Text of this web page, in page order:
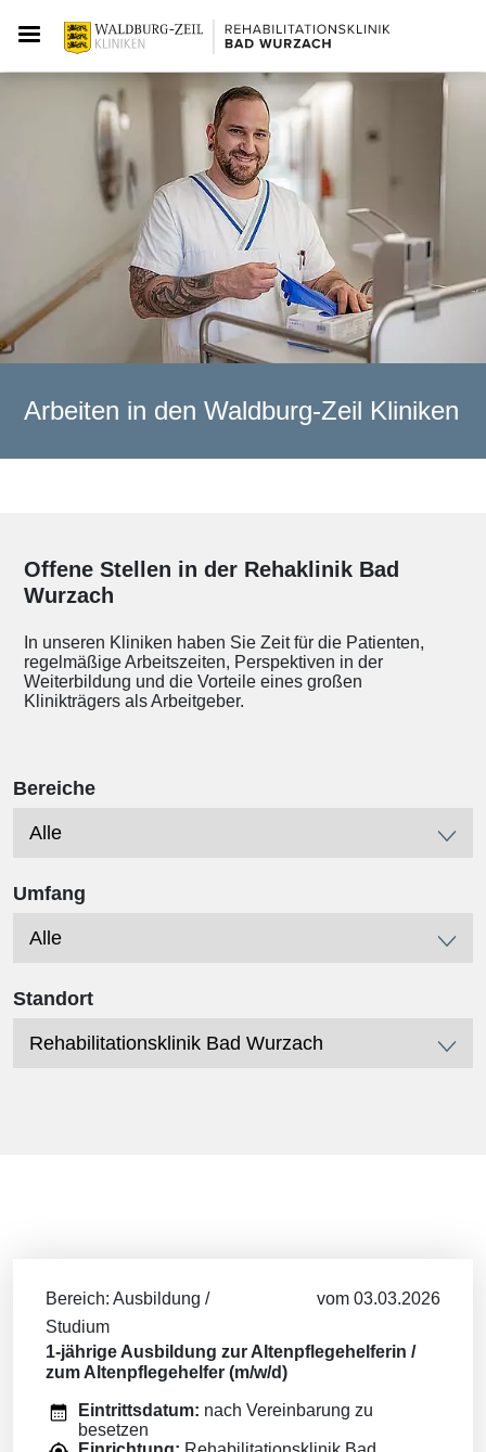
Arbeiten in den Waldburg-Zeil Kliniken
Offene Stellen in der Rehaklinik Bad
Wurzach
In unseren Kliniken haben Sie Zeit für die Patienten,
regelmäßige Arbeitszeiten, Perspektiven in der
Weiterbildung und die Vorteile eines großen
Klinikträgers als Arbeitgeber.
Bereiche
Umfang
Standort
Bereich: Ausbildung /
Studium
vom 03.03.2026
1-jährige Ausbildung zur Altenpflegehelferin /
zum Altenpflegehelfer (m/w/d)
Eintrittsdatum: nach Vereinbarung zu
besetzen